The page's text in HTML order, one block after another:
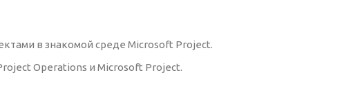
в знакомой среде Microsoft Project.
Operations и Microsoft Project.